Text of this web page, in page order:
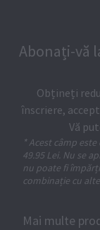
Abonați-vă
Obțineți
înscriere,
Vă
* Acest câmp
49.95 Lei. Nu se
nu poate fi
combinație cu
Mai multe